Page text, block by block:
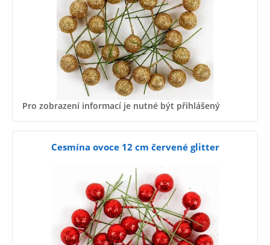
Pro zobrazení informací je nutné být přihlášený
Cesmína ovoce 12 cm červené glitter